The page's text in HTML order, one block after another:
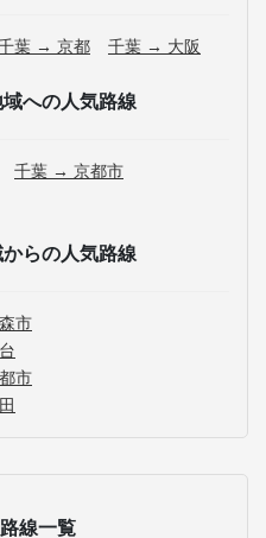
葉 → 京都 千葉 → 大阪
への人気路線
千葉 → 京都市
らの人気路線
市
市
線一覧